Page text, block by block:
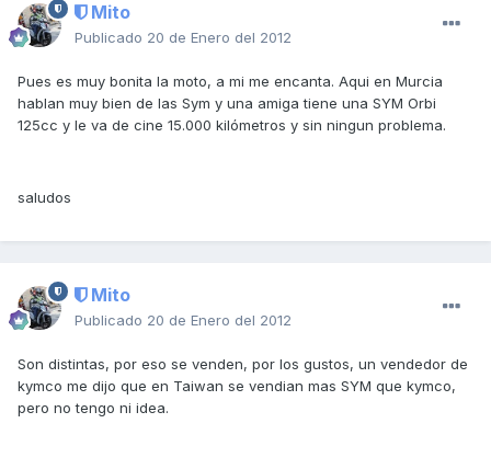
Mito
Publicado 20 de Enero del 2012
Pues es muy bonita la moto, a mi me encanta. Aqui en Murcia
hablan muy bien de las Sym y una amiga tiene una SYM Orbi
125cc y le va de cine 15.000 kilómetros y sin ningun problema.
saludos
Mito
Publicado 20 de Enero del 2012
Son distintas, por eso se venden, por los gustos, un vendedor de
kymco me dijo que en Taiwan se vendian mas SYM que kymco,
pero no tengo ni idea.